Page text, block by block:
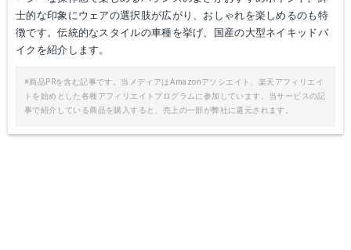
士的な印象にウェアの選択肢が広がり、おしゃれを楽しめるのも特
徴です。伝統的なスタイルの車種を挙げ、国産の大型ネイキッドバ
イクを紹介します。
※商品PRを含む記事です。当メディアはAmazonアソシエイト、楽天アフィリエイ
トを始めとした各種アフィリエイトプログラムに参加しています。当サービスの記
事で紹介している商品を購入すると、売上の一部が弊社に還元されます。